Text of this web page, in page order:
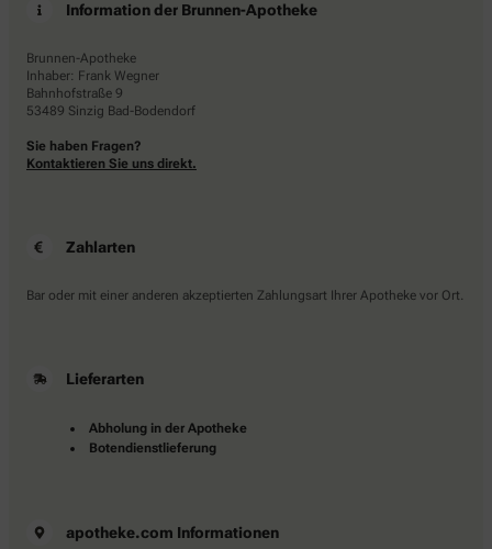
Information der Brunnen-Apotheke
Brunnen-Apotheke
Inhaber: Frank Wegner
Bahnhofstraße 9
53489 Sinzig Bad-Bodendorf
Sie haben Fragen?
Kontaktieren Sie uns direkt.
Zahlarten
Bar oder mit einer anderen akzeptierten Zahlungsart Ihrer Apotheke vor Ort.
Lieferarten
Abholung in der Apotheke
Botendienstlieferung
apotheke.com Informationen